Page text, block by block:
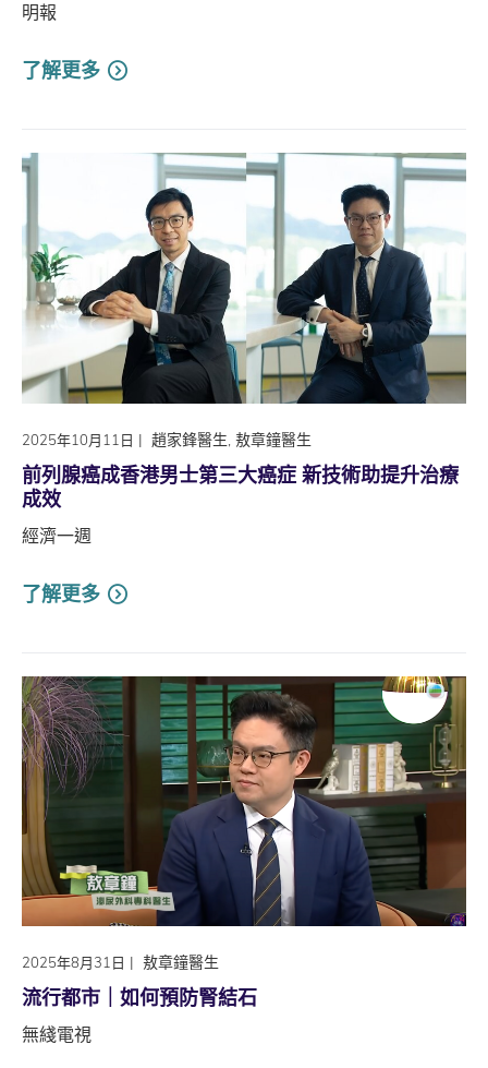
明報
了解更多
2025年10月11日 | 趙家鋒醫生, 敖章鐘醫生
前列腺癌成香港男士第三大癌症 新技術助提升治療
成效
經濟一週
了解更多
2025年8月31日 | 敖章鐘醫生
流行都市｜如何預防腎結石
無綫電視